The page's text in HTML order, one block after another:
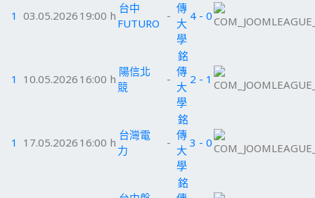
1 03.05.2026 19:00 h
台中
FUTURO
-
傳
大
學
4 - 0
1 10.05.2026 16:00 h
陽信北
競
-
銘
傳
大
學
2 - 1
1 17.05.2026 16:00 h
台灣電
力
-
銘
傳
大
學
3 - 0
銘